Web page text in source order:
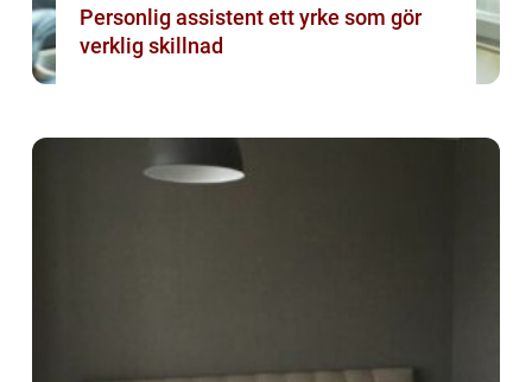
Personlig assistent ett yrke som gör
verklig skillnad